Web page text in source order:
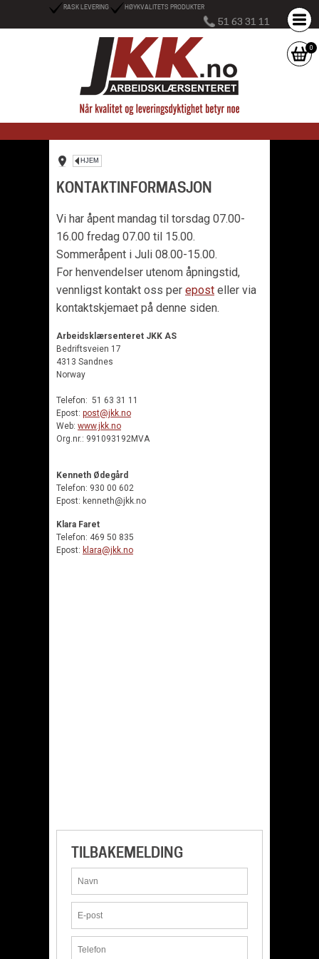
0
RASK LEVERING HØYKVALITETS PRODUKTER
51 63 31 11
HJEM
KONTAKTINFORMASJON
Vi har åpent mandag til torsdag 07.00-
16.00 fredag 07.00 til 15.00.
Sommeråpent i Juli 08.00-15.00.
For henvendelser utenom åpningstid,
vennligst kontakt oss per epost eller via
kontaktskjemaet på denne siden.
Arbeidsklærsenteret JKK AS
Bedriftsveien 17
4313 Sandnes
Norway
Telefon: 51 63 31 11
Epost: post@jkk.no
Web: www.jkk.no
Org.nr.: 991093192MVA
Kenneth Ødegård
Telefon: 930 00 602
Epost: kenneth@jkk.no
Klara Faret
Telefon: 469 50 835
Epost: klara@jkk.no
TILBAKEMELDING